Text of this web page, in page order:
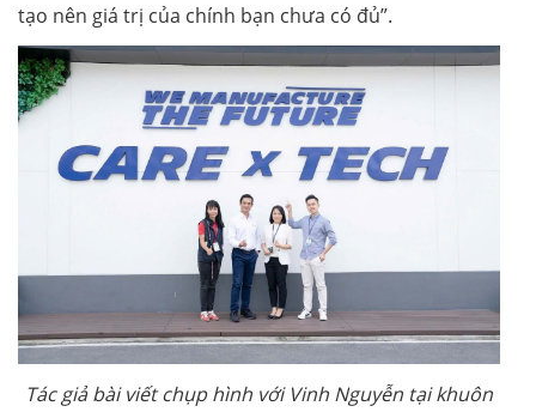
tạo nên giá trị của chính bạn chưa có đủ”.
Tác giả bài viết chụp hình với Vinh Nguyễn tại khuôn